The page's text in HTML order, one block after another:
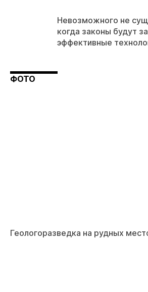
Невозможного не
когда законы будут
эффективные
ФОТО
Геологоразведка на рудных